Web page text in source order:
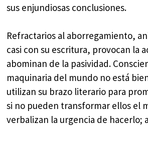
sus enjundiosas conclusiones.
Refractarios al aborregamiento,
casi con su escritura, provocan la
abominan de la pasividad.
maquinaria del mundo no está
utilizan su brazo literario para
si no pueden transformar ellos el
verbalizan la urgencia de hacerlo;